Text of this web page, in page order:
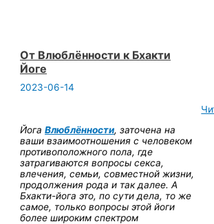
От Влюблённости к Бхакти
Йоге
2023-06-14
ЙогаВлюблённости, заточена на
ваши взаимоотношения с человеком
противоположного пола, где
затрагиваются вопросы секса,
влечения, семьи, совместной жизни,
продолжения рода и так далее. А
Бхакти-йога это, по сути дела, то же
самое, только вопросы этой йоги
более широким спектром
От